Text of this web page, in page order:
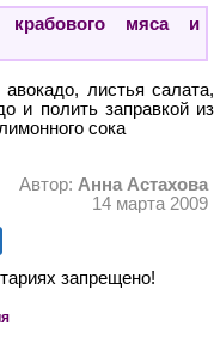
крабового мяса и
листья салата,
и полить заправкой из
сока
Автор: Анна Астахова
14 марта 2009
запрещено!